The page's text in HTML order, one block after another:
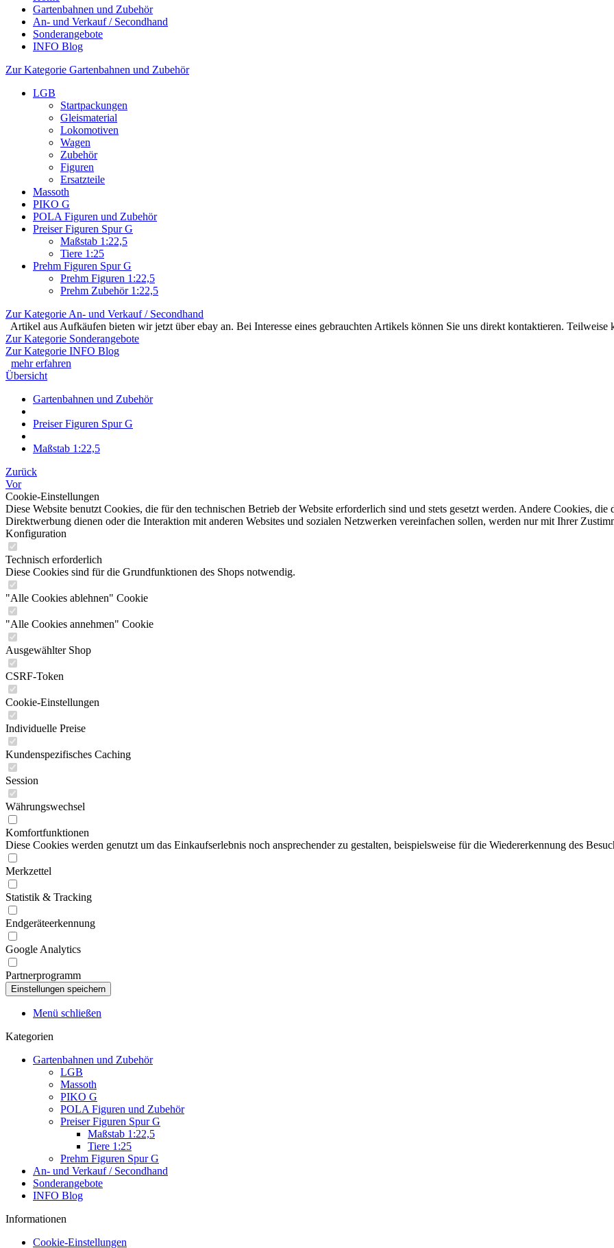
Gartenbahnen und Zubehör
An- und Verkauf / Secondhand
Sonderangebote
INFO Blog
Zur Kategorie Gartenbahnen und Zubehör
LGB
Startpackungen
Gleismaterial
Lokomotiven
Wagen
Zubehör
Figuren
Ersatzteile
Massoth
PIKO G
POLA Figuren und Zubehör
Preiser Figuren Spur G
Maßstab 1:22,5
Tiere 1:25
Prehm Figuren Spur G
Prehm Figuren 1:22,5
Prehm Zubehör 1:22,5
Zur Kategorie An- und Verkauf / Secondhand
Artikel aus Aufkäufen bieten wir jetzt über ebay an. Bei Interesse eines gebrauchten Artikels können Sie uns direkt kontaktieren.
Zur Kategorie Sonderangebote
Zur Kategorie INFO Blog
mehr erfahren
Übersicht
Gartenbahnen und Zubehör
Preiser Figuren Spur G
Maßstab 1:22,5
Zurück
Vor
Cookie-Einstellungen
Diese Website benutzt Cookies, die für den technischen Betrieb der Website erforderlich sind und stets gesetzt werden. Andere Cookies,
Direktwerbung dienen oder die Interaktion mit anderen Websites und sozialen Netzwerken vereinfachen sollen, werden nur mit Ihrer
Konfiguration
Technisch erforderlich
Diese Cookies sind für die Grundfunktionen des Shops notwendig.
"Alle Cookies ablehnen" Cookie
"Alle Cookies annehmen" Cookie
Ausgewählter Shop
CSRF-Token
Cookie-Einstellungen
Individuelle Preise
Kundenspezifisches Caching
Session
Währungswechsel
Komfortfunktionen
Diese Cookies werden genutzt um das Einkaufserlebnis noch ansprechender zu gestalten, beispielsweise für die Wiedererkennung des
Merkzettel
Statistik & Tracking
Endgeräteerkennung
Google Analytics
Partnerprogramm
Menü schließen
Kategorien
Gartenbahnen und Zubehör
LGB
Massoth
PIKO G
POLA Figuren und Zubehör
Preiser Figuren Spur G
Maßstab 1:22,5
Tiere 1:25
Prehm Figuren Spur G
An- und Verkauf / Secondhand
Sonderangebote
INFO Blog
Informationen
Cookie-Einstellungen